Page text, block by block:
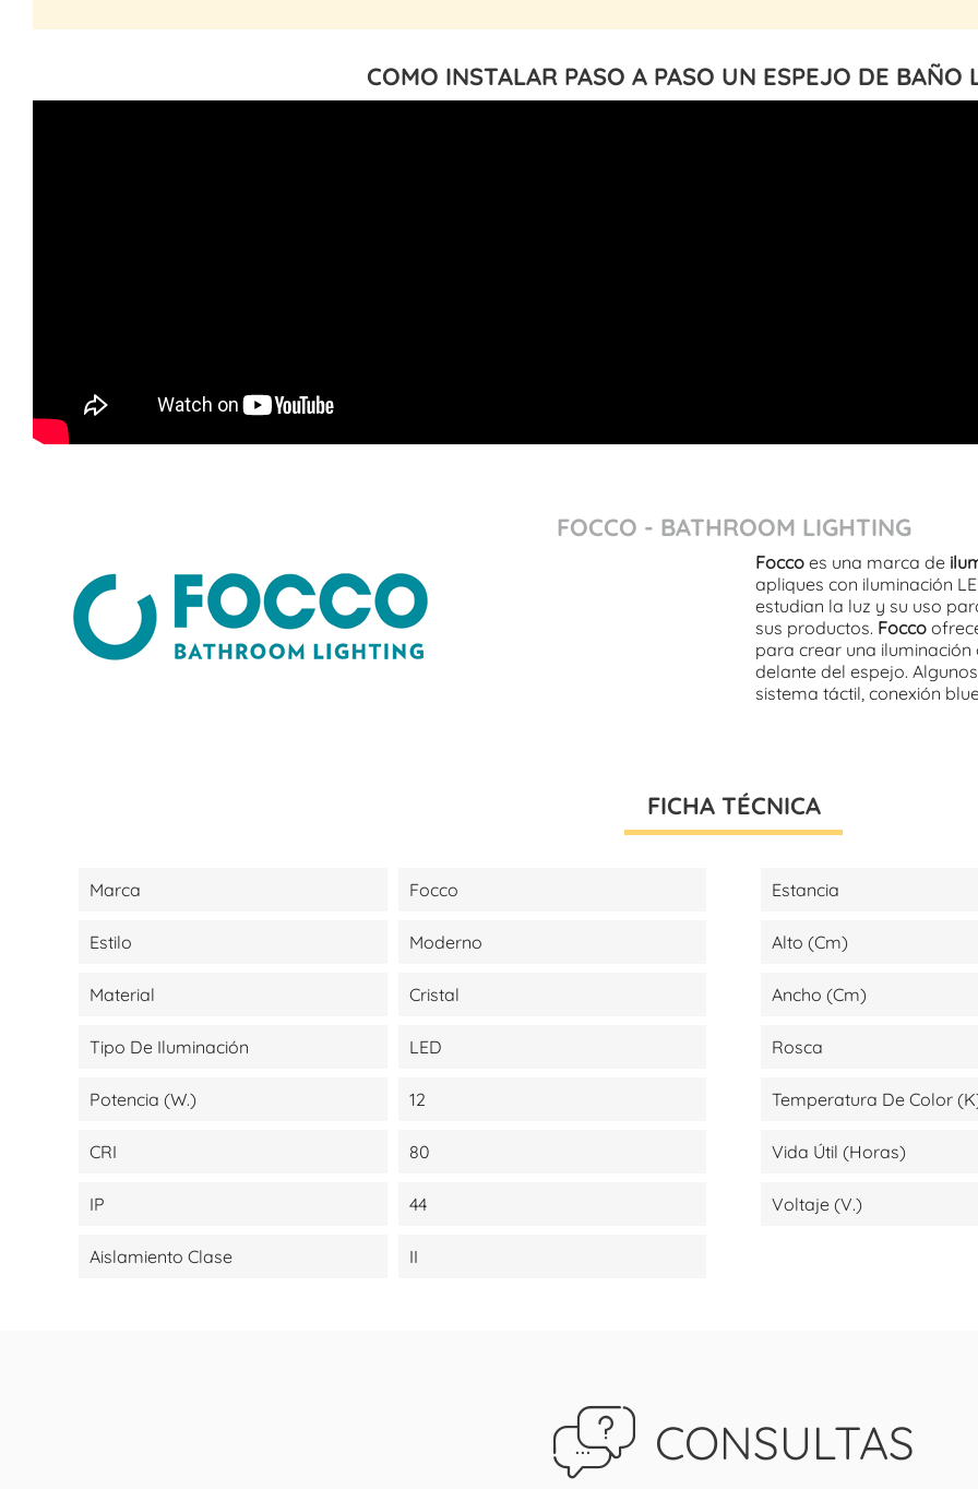
COMO INSTALAR PASO A PASO UN ESPEJO DE BAÑO
FOCCO - BATHROOM LIGHTING
Focco es una marca de
apliques con iluminación
estudian la luz y su uso
sus productos. Focco
para crear una
delante del espejo.
sistema táctil, conexión
FICHA TÉCNICA
Marca Focco Estancia
Estilo Moderno Alto (cm)
Material Cristal Ancho (cm)
Tipo De Iluminación LED Rosca
Potencia (W.) 12 Temperatura De Color
CRI 80 Vida Útil (Horas)
IP 44 Voltaje (V.)
Aislamiento Clase II
CONSULTAS